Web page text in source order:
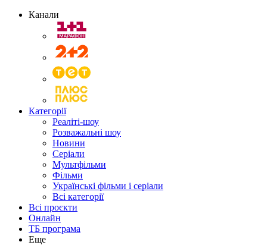
Канали
Категорії
Реаліті-шоу
Розважальні шоу
Новини
Серіали
Мультфільми
Фільми
Українські фільми і серіали
Всі категорії
Всі проєкти
Онлайн
ТБ програма
Еще